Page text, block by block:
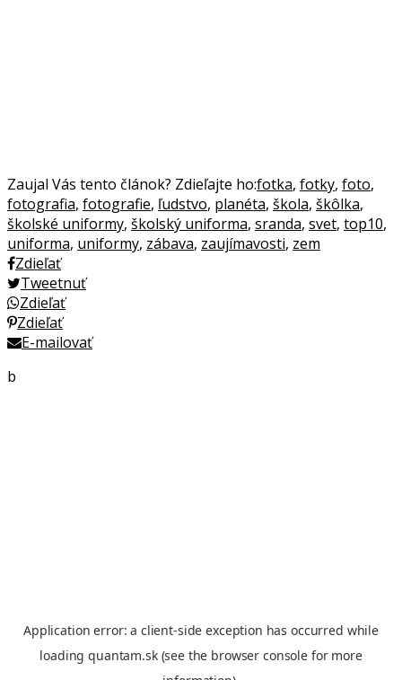
Zaujal Vás tento článok? Zdieľajte ho:fotka, fotky, foto,
fotografia, fotografie, ľudstvo, planéta, škola, škôlka,
školské uniformy, školský uniforma, sranda, svet, top10,
uniforma, uniformy, zábava, zaujímavosti, zem
Zdieľať
Tweetnuť
Zdieľať
Zdieľať
E-mailovať
b